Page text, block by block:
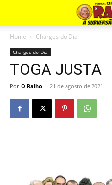
Home Charges do Dia
Charges do Dia
TOGA JUSTA
Por O Ralho - 21 de agosto de 2021